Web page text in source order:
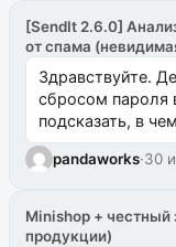
[SendIt 2.6.0]
от спама
Здравствуйте.
сбросом
подсказать, в
одноименном
pandaworks·30
Minishop +
продукции)